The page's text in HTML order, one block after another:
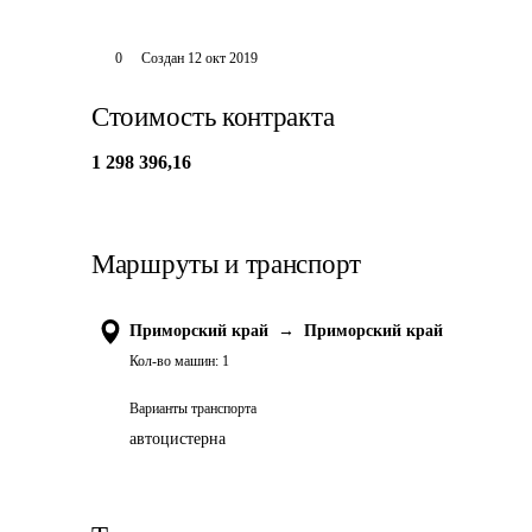
0 Создан 12 окт 2019
Стоимость контракта
1 298 396,16
Маршруты и транспорт
Приморский край → Приморский край
Кол-во машин: 1
Варианты транспорта
автоцистерна